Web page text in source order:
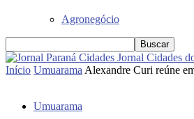
Agronegócio
Jornal Cidades
Início Umuarama Alexandre Curi reúne
Umuarama